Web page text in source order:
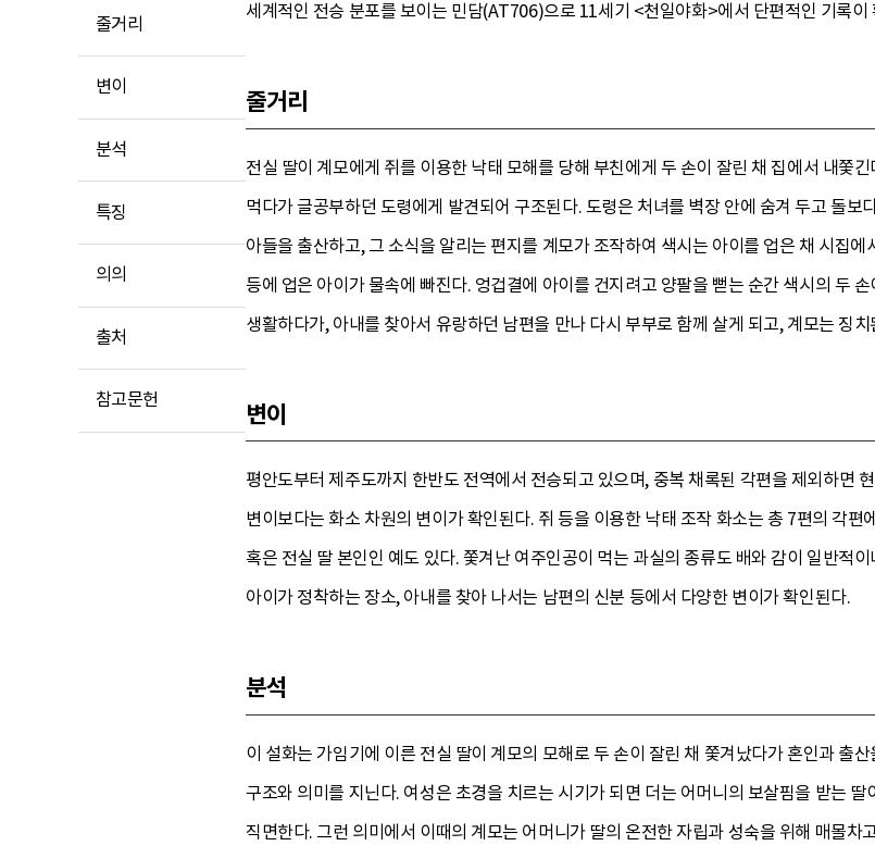
줄거리
변이
분석
특징
의의
출처
참고문헌
세계적인 전승 분포를 보이는 민담(AT706)으로 11세기 <천일야화>에서 단편적인 기록
줄거리
전실 딸이 계모에게 쥐를 이용한 낙태 모해를 당해 부친에게 두 손이 잘린 채 집에서 내쫓
먹다가 글공부하던 도령에게 발견되어 구조된다. 도령은 처녀를 벽장 안에 숨겨 두고 돌
아들을 출산하고, 그 소식을 알리는 편지를 계모가 조작하여 색시는 아이를 업은 채 시집
등에 업은 아이가 물속에 빠진다. 엉겁결에 아이를 건지려고 양팔을 뻗는 순간 색시의 두
생활하다가, 아내를 찾아서 유랑하던 남편을 만나 다시 부부로 함께 살게 되고, 계모는 징치
변이
평안도부터 제주도까지 한반도 전역에서 전승되고 있으며, 중복 채록된 각편을 제외하면
변이보다는 화소 차원의 변이가 확인된다. 쥐 등을 이용한 낙태 조작 화소는 총 7편의 각
혹은 전실 딸 본인인 예도 있다. 쫓겨난 여주인공이 먹는 과실의 종류도 배와 감이 일반적
아이가 정착하는 장소, 아내를 찾아 나서는 남편의 신분 등에서 다양한 변이가 확인된다.
분석
이 설화는 가임기에 이른 전실 딸이 계모의 모해로 두 손이 잘린 채 쫓겨났다가 혼인과 출
구조와 의미를 지닌다. 여성은 초경을 치르는 시기가 되면 더는 어머니의 보살핌을 받는
직면한다. 그런 의미에서 이때의 계모는 어머니가 딸의 온전한 자립과 성숙을 위해 매몰